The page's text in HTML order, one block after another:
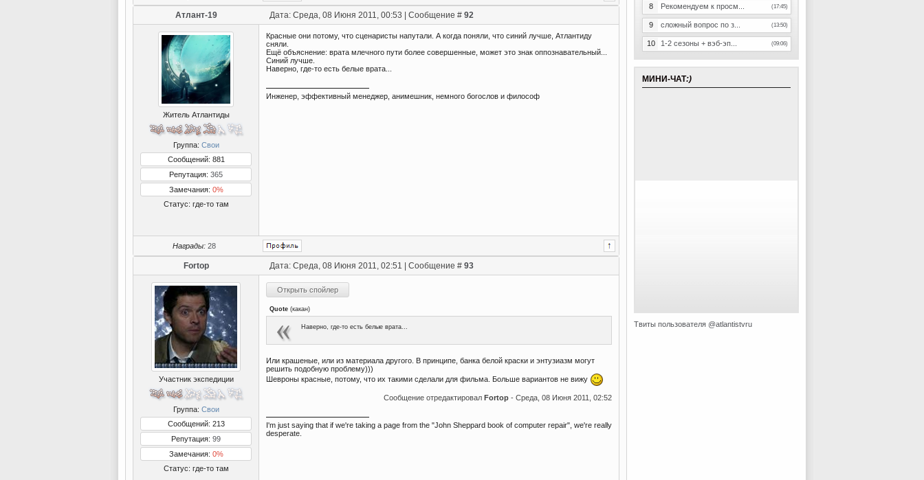
Атлант-19 Дата: Среда, 08 Июня 2011, 00:53 | Сообщение # 92
Житель Атлантиды
Группа: Свои
Сообщений: 881
Репутация: 365
Замечания: 0%
Статус: где-то там
Красные они потому, что сценаристы напутали. А когда поняли, что синий лучше, Атлантиду
сняли.
Ещё объяснение: врата млечного пути более совершенные, может это знак оппознавательный...
Синий лучше.
Наверно, где-то есть белые врата...
Инженер, эффективный менеджер, анимешник, немного богослов и философ
Награды: 28
Fortop Дата: Среда, 08 Июня 2011, 02:51 | Сообщение # 93
Участник экспедиции
Группа: Свои
Сообщений: 213
Репутация: 99
Замечания: 0%
Статус: где-то там
Quote (какан)
Наверно, где-то есть белые врата...
Или крашеные, или из материала другого. В принципе, банка белой краски и энтузиазм могут
решить подобную проблему)))
Шевроны красные, потому, что их такими сделали для фильма. Больше вариантов не вижу
Сообщение отредактировал Fortop - Среда, 08 Июня 2011, 02:52
I'm just saying that if we're taking a page from the "John Sheppard book of computer repair", we're really
desperate.
8 Рекомендуем к просм... (17:45)
9 сложный вопрос по з... (13:50)
10 1-2 сезоны + вэб-эп... (09:06)
МИНИ-ЧАТ:)
Твиты пользователя @atlantistvru